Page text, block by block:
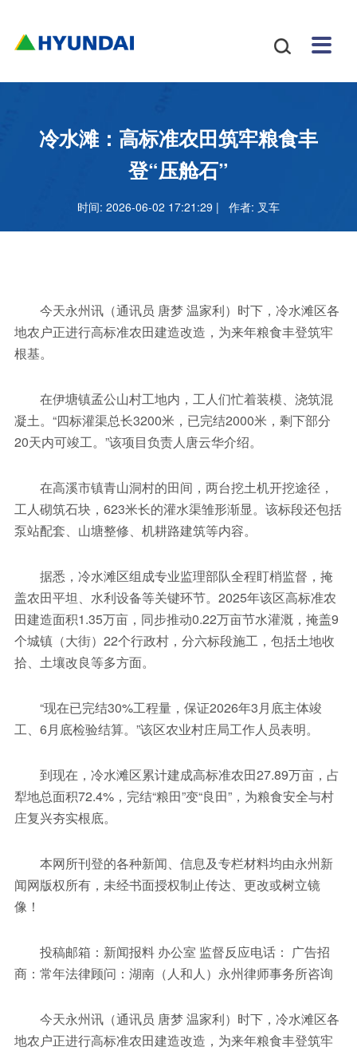

样
机
体育
吗
安博
足球
官网
冷水滩：高标准农田筑牢粮食丰
登“压舱石”
时间: 2026-06-02 17:21:29 | 作者: 叉车
今天永州讯（通讯员 唐梦 温家利）时下，冷水滩区各
地农户正进行高标准农田建造改造，为来年粮食丰登筑牢
根基。
在伊塘镇孟公山村工地内，工人们忙着装模、浇筑混
凝土。“四标灌渠总长3200米，已完结2000米，剩下部分
20天内可竣工。”该项目负责人唐云华介绍。
在高溪市镇青山洞村的田间，两台挖土机开挖途径，
工人砌筑石块，623米长的灌水渠雏形渐显。该标段还包括
泵站配套、山塘整修、机耕路建筑等内容。
据悉，冷水滩区组成专业监理部队全程盯梢监督，掩
盖农田平坦、水利设备等关键环节。2025年该区高标准农
田建造面积1.35万亩，同步推动0.22万亩节水灌溉，掩盖9
个城镇（大街）22个行政村，分六标段施工，包括土地收
拾、土壤改良等多方面。
“现在已完结30%工程量，保证2026年3月底主体竣
工、6月底检验结算。”该区农业村庄局工作人员表明。
到现在，冷水滩区累计建成高标准农田27.89万亩，占
犁地总面积72.4%，完结“粮田”变“良田”，为粮食安全与村
庄复兴夯实根底。
本网所刊登的各种新闻、信息及专栏材料均由永州新
闻网版权所有，未经书面授权制止传达、更改或树立镜
像！
投稿邮箱：新闻报料 办公室 监督反应电话： 广告招
商：常年法律顾问：湖南（人和人）永州律师事务所咨询
今天永州讯（通讯员 唐梦 温家利）时下，冷水滩区各
地农户正进行高标准农田建造改造，为来年粮食丰登筑牢